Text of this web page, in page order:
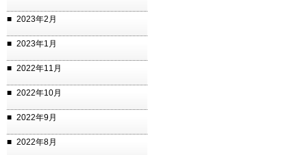
2023年2月
2023年1月
2022年11月
2022年10月
2022年9月
2022年8月